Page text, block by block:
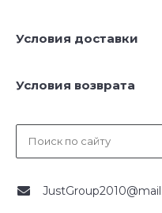
Условия доставки
Условия возврата